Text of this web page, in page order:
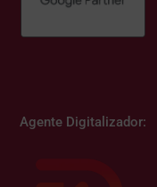
Agente Digitalizador: